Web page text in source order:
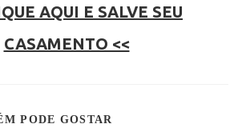
AQUI E SALVE SEU
CASAMENTO <<
PODE GOSTAR